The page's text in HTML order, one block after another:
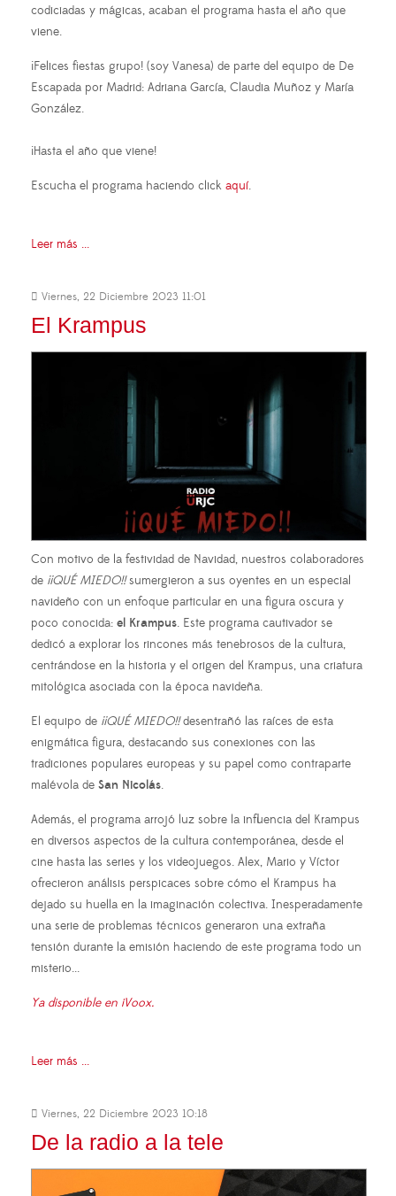
codiciadas y mágicas, acaban el programa hasta el año que
viene.
¡Felices fiestas grupo! (soy Vanesa) de parte del equipo de De
Escapada por Madrid: Adriana García, Claudia Muñoz y María
González.
¡Hasta el año que viene!
Escucha el programa haciendo click aquí.
Leer más ...
Viernes, 22 Diciembre 2023 11:01
El Krampus
Con motivo de la festividad de Navidad, nuestros colaboradores
de ¡¡QUÉ MIEDO!!sumergieron a sus oyentes en un especial
navideño con un enfoque particular en una figura oscura y
poco conocida: el Krampus. Este programa cautivador se
dedicó a explorar los rincones más tenebrosos de la cultura,
centrándose en la historia y el origen del Krampus, una criatura
mitológica asociada con la época navideña.
El equipo de ¡¡QUÉ MIEDO!!desentrañó las raíces de esta
enigmática figura, destacando sus conexiones con las
tradiciones populares europeas y su papel como contraparte
malévola de San Nicolás.
Además, el programa arrojó luz sobre la influencia del Krampus
en diversos aspectos de la cultura contemporánea, desde el
cine hasta las series y los videojuegos. Alex, Mario y Víctor
ofrecieron análisis perspicaces sobre cómo el Krampus ha
dejado su huella en la imaginación colectiva. Inesperadamente
una serie de problemas técnicos generaron una extraña
tensión durante la emisión haciendo de este programa todo un
misterio...
Ya disponible en iVoox.
Leer más ...
Viernes, 22 Diciembre 2023 10:18
De la radio a la tele